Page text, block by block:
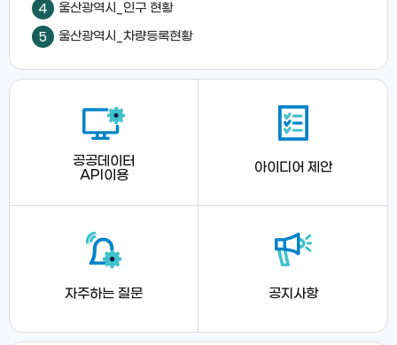
4
울산광역시_인구 현황
5
울산광역시_차량등록현황
공공데이터
API이용
아이디어 제안
자주하는 질문 공지사항